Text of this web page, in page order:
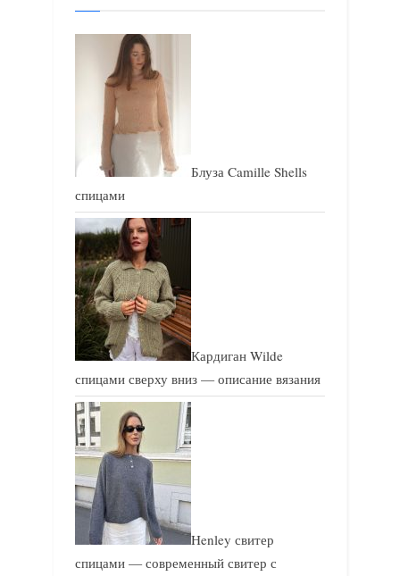
Блуза Camille Shells
спицами
Кардиган Wilde
спицами сверху вниз — описание вязания
Henley свитер
спицами — современный свитер с